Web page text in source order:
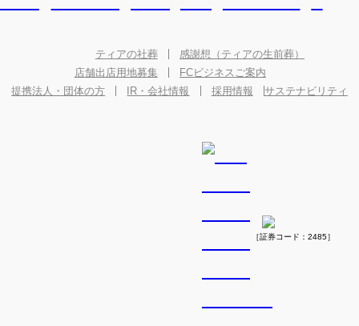
ティアの社葬
感謝想（ティアの生前葬）
店舗出店用地募集
FCビジネスご案内
提携法人・団体の方
IR・会社情報 採用情報 サステナビリティ
［証券コード：2485］